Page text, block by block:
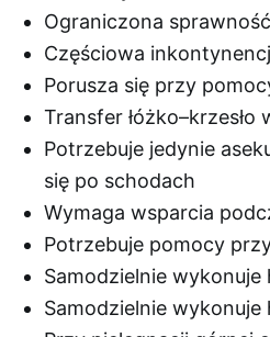
Ograniczona
Częściowa
Porusza się przy
Transfer
Potrzebuje jedynie
się po schodach
Wymaga wsparcia
Potrzebuje pomocy
Samodzielnie
Samodzielnie wykonuje